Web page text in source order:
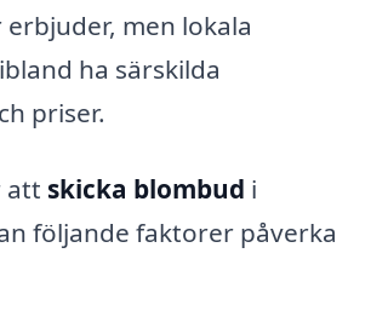
men lokala
ha särskilda
priser.
att skicka blombud i
följande faktorer påverka